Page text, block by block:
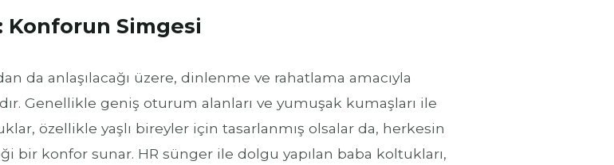
Konforun Simgesi
da anlaşılacağı üzere, dinlenme ve rahatlama amacıyla
Genellikle geniş oturum alanları ve yumuşak kumaşları ile
özellikle yaşlı bireyler için tasarlanmış olsalar da, herkesin
bir konfor sunar. HR sünger ile dolgu yapılan baba koltukları,